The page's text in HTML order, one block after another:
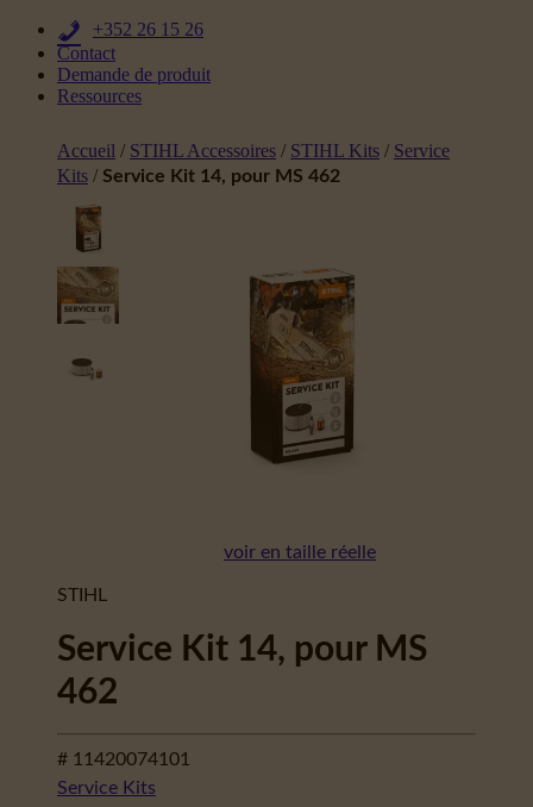
+352 26 15 26
Contact
Demande de produit
Ressources
Accueil / STIHL Accessoires / STIHL Kits / Service
Kits / Service Kit 14, pour MS 462
voir en taille réelle
STIHL
Service Kit 14, pour MS
462
# 11420074101
Service Kits